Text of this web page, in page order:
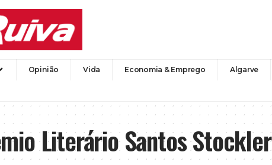
Opinião Vida Economia & Emprego Algarve
Literário Santos Stockler